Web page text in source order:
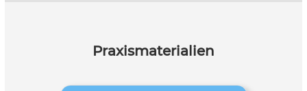
Praxismaterialien